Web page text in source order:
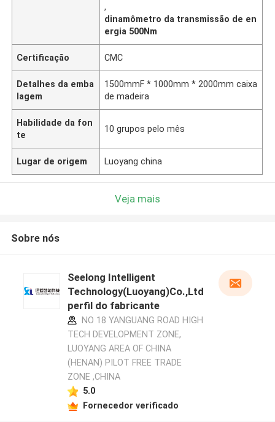
,
dinamômetro da transmissão de en
ergia 500Nm
Certificação CMC
Detalhes da emba
lagem
1500mmF * 1000mm * 2000mm caixa
de madeira
Habilidade da fon
te
10 grupos pelo mês
Lugar de origem Luoyang china
Veja mais
Sobre nós
Seelong Intelligent
Technology(Luoyang)Co.,Ltd
perfil do fabricante
NO 18 YANGUANG ROAD HIGH
TECH DEVELOPMENT ZONE,
LUOYANG AREA OF CHINA
(HENAN) PILOT FREE TRADE
ZONE ,CHINA
5.0
Fornecedor verificado